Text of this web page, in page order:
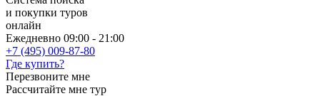
и покупки туров
онлайн
Ежедневно 09:00 - 21:00
+7 (495) 009-87-80
Где купить?
Перезвоните мне
Рассчитайте мне тур